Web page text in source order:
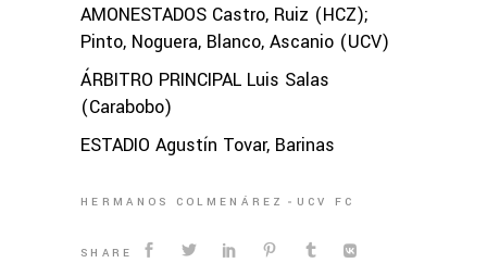
AMONESTADOS Castro, Ruiz (HCZ);
Pinto, Noguera, Blanco, Ascanio (UCV)
ÁRBITRO PRINCIPAL Luis Salas
(Carabobo)
ESTADIO Agustín Tovar, Barinas
HERMANOS COLMENÁREZ UCV FC
SHARE